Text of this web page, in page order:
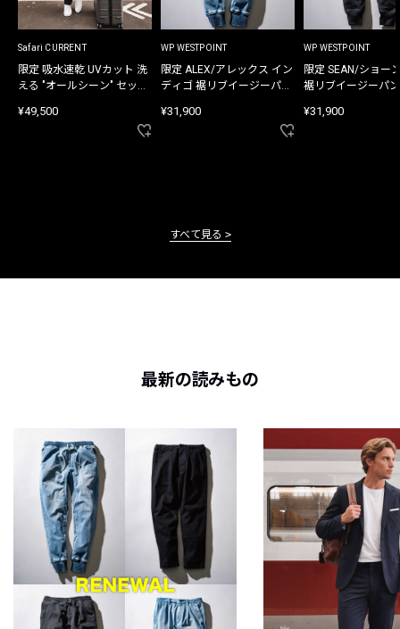
Safari CURRENT
限定 吸水速乾 UVカット 洗
える "オールシーン" セット
¥49,500
WP WESTPOINT
限定 ALEX/アレックス イン
ディゴ 裾リブイージーパン
¥31,900
WP WESTPOINT
限定 SEAN/ショー
裾リブイージーパ
¥31,900
すべて見る
最新の読みもの